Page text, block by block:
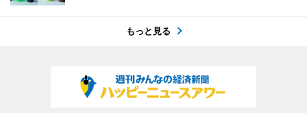
もっと見る